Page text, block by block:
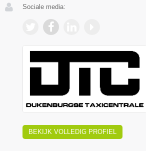
Sociale media:
BEKIJK VOLLEDIG PROFIEL